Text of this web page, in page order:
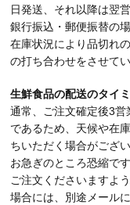
日発送、それ以降は翌
銀行振込・郵便振替の
在庫状況により品切れ
の打ち合わせをさせて
生鮮食品の配送のタイ
通常、ご注文確定後3
であるため、天候や在
ちいただく場合がござい
お急ぎのところ恐縮で
ご注文くださいますよ
場合には、別途メール